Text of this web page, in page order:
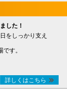
した！
をしっかり支え
す。
詳しくはこちら